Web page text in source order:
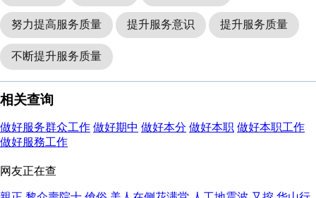
努力提高服务质量 提升服务意识 提升服务质量
不断提升服务质量
相关查询
做好服务群众工作 做好期中 做好本分 做好本职 做好本职工作
做好服務工作
网友正在查